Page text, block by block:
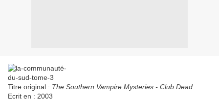
Titre original : The Southern Vampire Mysteries - Club Dead
Ecrit en : 2003